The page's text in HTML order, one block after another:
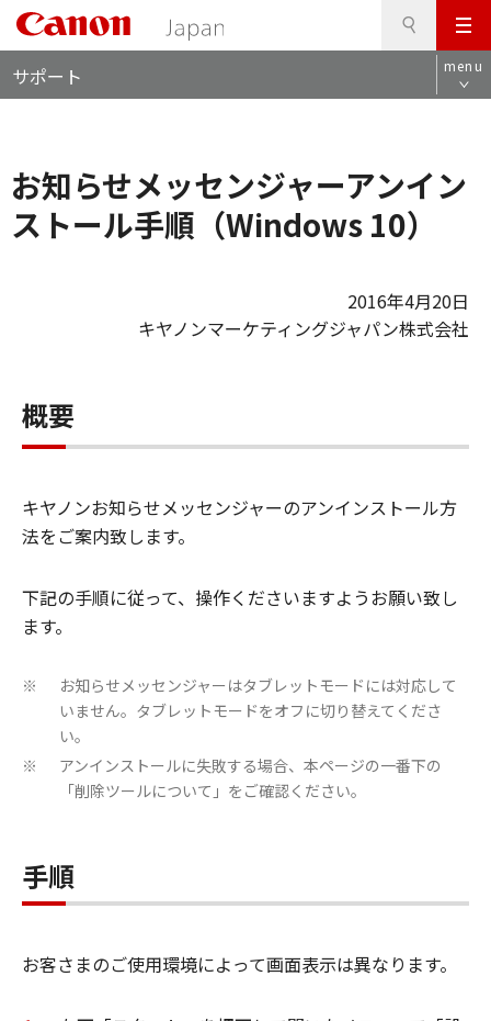
メ
ニ
ュ
ビ
サポート menu
お知らせメッセンジャーアンイン
ストール手順（Windows 10）
2016年4月20日
キヤノンマーケティングジャパン株式会社
概要
キヤノンお知らせメッセンジャーのアンインストール方
法をご案内致します。
下記の手順に従って、操作くださいますようお願い致し
ます。
※
お知らせメッセンジャーはタブレットモードには対応して
いません。タブレットモードをオフに切り替えてくださ
い。
※
アンインストールに失敗する場合、本ページの一番下の
「削除ツールについて」をご確認ください。
手順
お客さまのご使用環境によって画面表示は異なります。